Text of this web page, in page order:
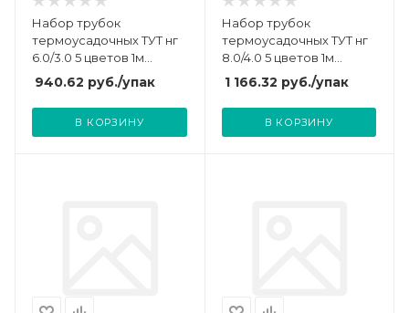
Набор трубок
термоусадочных ТУТ нг
6.0/3.0 5 цветов 1м
(уп.50шт) Rexant 29-0156
940.62 руб./упак
В КОРЗИНУ
Набор трубок
термоусадочных ТУТ нг
8.0/4.0 5 цветов 1м
(уп.50шт) Rexant 29-0158
1 166.32 руб./упак
В КОРЗИНУ